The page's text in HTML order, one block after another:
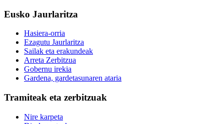
Eusko Jaurlaritza
Hasiera-orria
Ezagutu Jaurlaritza
Sailak eta erakundeak
Arreta Zerbitzua
Gobernu irekia
Gardena, gardetasunaren ataria
Tramiteak eta zerbitzuak
Nire karpeta